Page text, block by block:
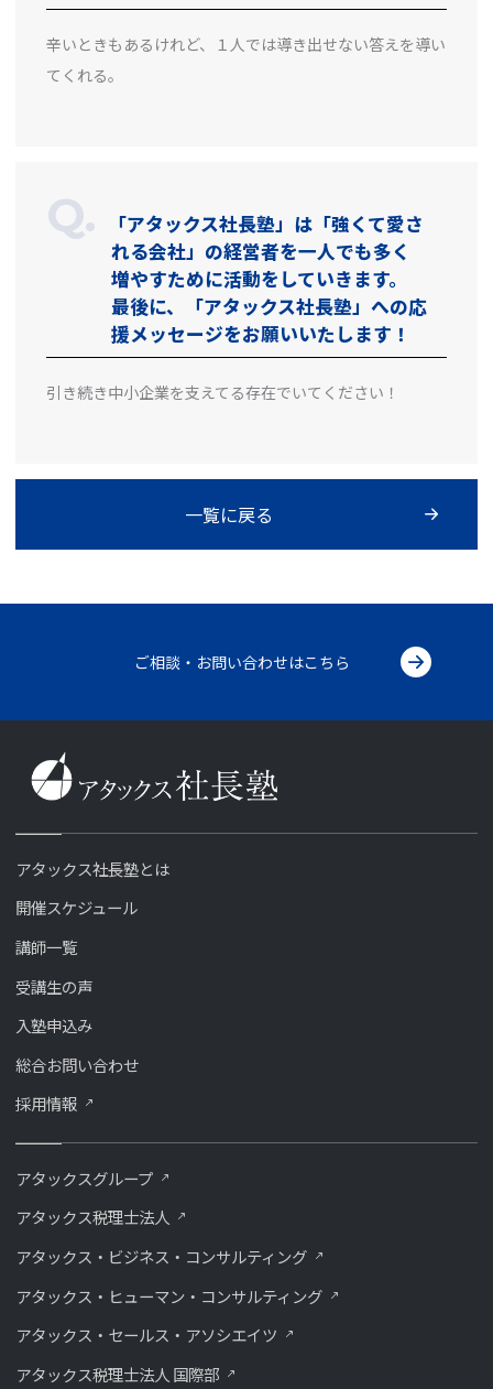
辛いときもあるけれど、１人では導き出せない答えを導い
てくれる。
「アタックス社長塾」は「強くて愛さ
れる会社」の経営者を一人でも多く
増やすために活動をしていきます。
最後に、「アタックス社長塾」への応
援メッセージをお願いいたします！
引き続き中小企業を支えてる存在でいてください！
一覧に戻る
ご相談・お問い合わせはこちら
アタックス社長塾とは
開催スケジュール
講師一覧
受講生の声
入塾申込み
総合お問い合わせ
採用情報
アタックスグループ
アタックス税理士法人
アタックス・ビジネス・コンサルティング
アタックス・ヒューマン・コンサルティング
アタックス・セールス・アソシエイツ
アタックス税理士法人 国際部